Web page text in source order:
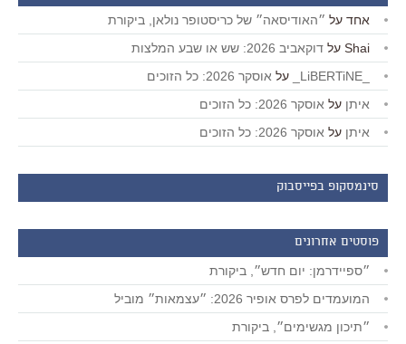
אחד על ״האודיסאה״ של כריסטופר נולאן, ביקורת
Shai על דוקאביב 2026: שש או שבע המלצות
על אוסקר 2026: כל הזוכים
איתן על אוסקר 2026: כל הזוכים
איתן על אוסקר 2026: כל הזוכים
סינמסקופ בפייסבוק
פוסטים אחרונים
״ספיידרמן: יום חדש״, ביקורת
המועמדים לפרס אופיר 2026: ״עצמאות״ מוביל
״תיכון מגשימים״, ביקורת